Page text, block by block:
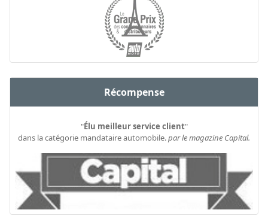
Récompense
"Élu meilleur service client"
dans la catégorie mandataire automobile.par le magazine Capital.